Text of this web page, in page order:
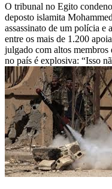
O tribunal no Egito
deposto islamita
assassinato de um polícia e
entre os mais de 1.200
julgado com altos
no país é explosiva: “Isso